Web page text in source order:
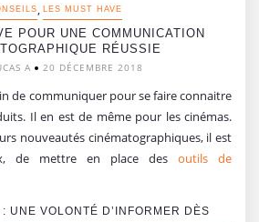
, LES MUST HAVE
POUR UNE COMMUNICATION
RÉUSSIE
A 20 DÉCEMBRE 2018
de communiquer pour se faire connaitre
Il en est de même pour les cinémas.
nouveautés cinématographiques, il est
de mettre en place des outils de
UNE VOLONTÉ D’INFORMER DÈS